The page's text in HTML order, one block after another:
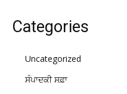
Categories
Uncategorized
ਸੰਪਾਦਕੀ ਸਫ਼ਾ